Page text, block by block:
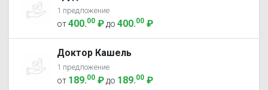
1 предложение
от400.00 ₽ до 400.00 ₽
Доктор Кашель
1 предложение
от 189.00 ₽ до 189.00 ₽